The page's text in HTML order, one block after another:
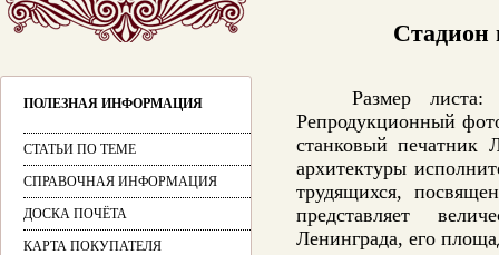
ПОЛЕЗНАЯ ИНФОРМАЦИЯ
СТАТЬИ ПО ТЕМЕ
СПРАВОЧНАЯ ИНФОРМАЦИЯ
ДОСКА ПОЧЁТА
КАРТА ПОКУПАТЕЛЯ
Стадион
Размер
Репродукционный
станковый печатник
архитектуры
трудящихся,
представляет
Ленинграда, его